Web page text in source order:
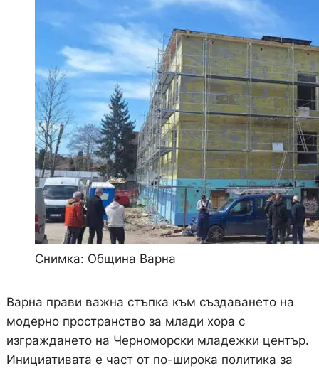
Снимка: Община Варна
Варна прави важна стъпка към създаването на
модерно пространство за млади хора с
изграждането на Черноморски младежки център.
Инициативата е част от по-широка политика за